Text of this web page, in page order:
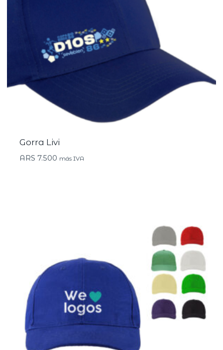
Gorra Livi
ARS 7.500 más IVA